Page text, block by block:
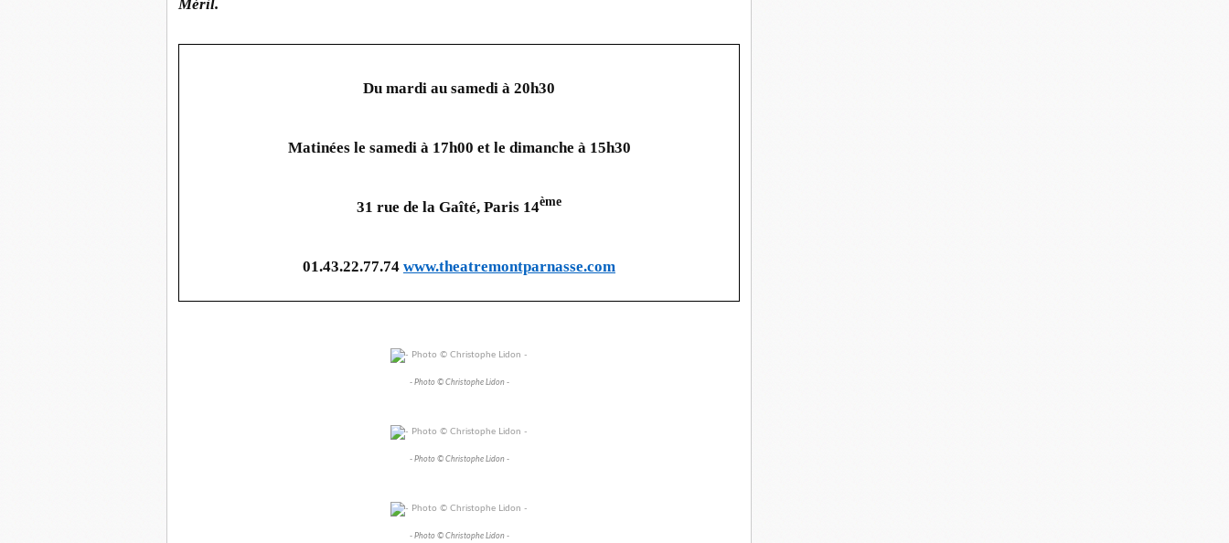
Méril.
Du mardi au samedi à 20h30
Matinées le samedi à 17h00 et le dimanche à 15h30
31 rue de la Gaîté, Paris 14ème
01.43.22.77.74 www.theatremontparnasse.com
- Photo © Christophe Lidon -
- Photo © Christophe Lidon -
- Photo © Christophe Lidon -